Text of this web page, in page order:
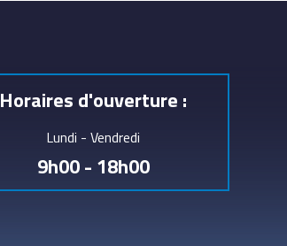
Horaires d'ouverture :
Lundi - Vendredi
9h00 - 18h00